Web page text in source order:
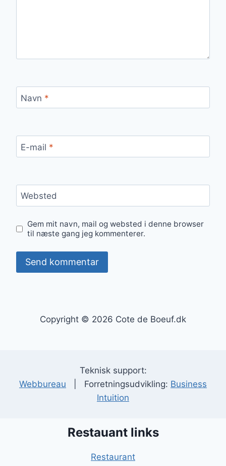
Navn *
E-mail *
Websted
Gem mit navn, mail og websted i denne browser
til næste gang jeg kommenterer.
Copyright © 2026 Cote de Boeuf.dk
Teknisk support:
Webbureau | Forretningsudvikling: Business
Intuition
Restauant links
Restaurant